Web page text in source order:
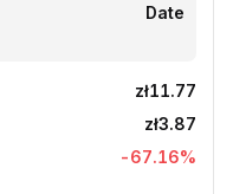
Date
zł11.77
zł3.87
-67.16%